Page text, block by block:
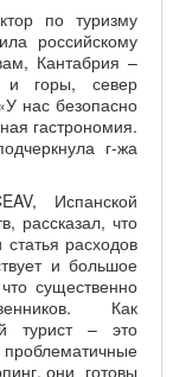
по туризму
российскому
Кантабрия –
и горы, север
нас безопасно
гастрономия.
г-жа
Испанской
рассказал, что
расходов
и большое
существенно
Как
турист – это
проблематичные
они готовы